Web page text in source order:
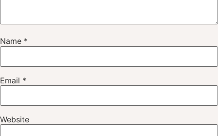
Name *
Email *
Website